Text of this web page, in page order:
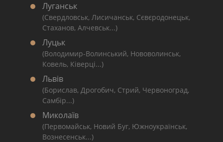
Луганськ
(Свердловськ, Лисичанськ, Сєвєродонецьк,
Стаханов, Алчевськ...)
Луцьк
(Володимир-Волинський, Нововолинськ,
Ковель, Ківерці...)
Львів
(Борислав, Дрогобич, Стрий, Червоноград,
Самбір...)
Миколаїв
(Первомайськ, Новий Буг, Южноукраїнськ,
Вознесенськ...)